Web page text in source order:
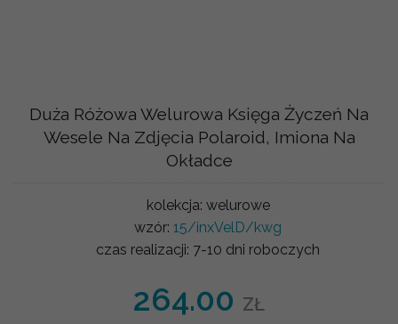
Duża Różowa Welurowa Księga Życzeń Na
Wesele Na Zdjęcia Polaroid, Imiona Na
Okładce
kolekcja: welurowe
wzór: 15/inxVelD/kwg
czas realizacji: 7-10 dni roboczych
264.00 ZŁ